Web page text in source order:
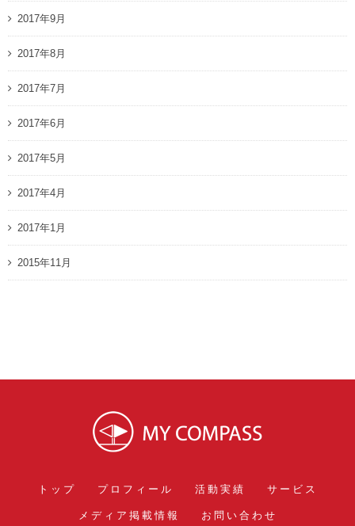
2017年9月
2017年8月
2017年7月
2017年6月
2017年5月
2017年4月
2017年1月
2015年11月
トップ プロフィール 活動実績 サービス
メディア掲載情報 お問い合わせ